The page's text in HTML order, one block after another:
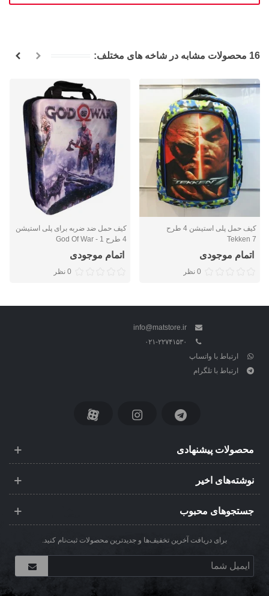
16 محصولات مشابه در شاخه های مختلف:
کیف حمل پلی استیشن 4 طرح
Tekken 7
اتمام موجودی
0 نظر
کیف حمل ضد ضربه برای پلی استیشن
4 طرح God Of War - 1
اتمام موجودی
0 نظر
info@matstore.ir
۰۲۱-۲۲۷۴۱۵۳۰
ارتباط با واتساپ
ارتباط با تلگرام
محصولات پیشنهادی
نوشته‌های اخیر
جستجوهای محبوب
برای دریافت آخرین تخفیف‌ها و جدیدترین محصولات ثبت‌نام کنید.